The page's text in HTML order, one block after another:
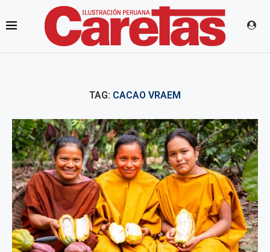
TAG: CACAO VRAEM